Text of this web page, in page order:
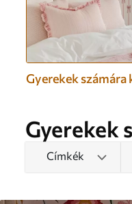
Gyerekek számára
Gyerekek
Címkék